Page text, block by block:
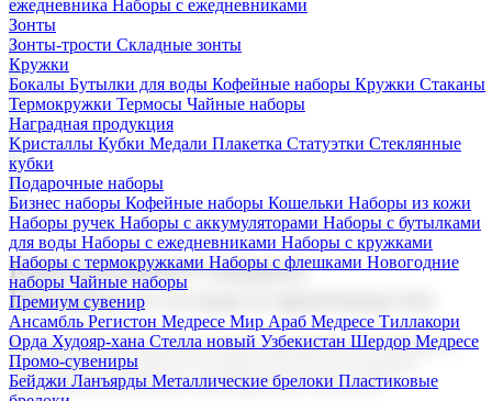
ежедневника Наборы с ежедневниками
Зонты
Зонты-трости Складные зонты
Кружки
Бокалы Бутылки для воды Кофейные наборы Кружки Стаканы
Термокружки Термосы Чайные наборы
Наградная продукция
Kристаллы Кубки Медали Плакетка Статуэтки Стеклянные
кубки
Подарочные наборы
Бизнес наборы Кофейные наборы Кошельки Наборы из кожи
Наборы ручек Наборы с аккумуляторами Наборы с бутылками
для воды Наборы с ежедневниками Наборы с кружками
Наборы с термокружками Наборы с флешками Новогодние
наборы Чайные наборы
Премиум сувенир
Ансамбль Регистон Медресе Мир Араб Медресе Тиллакори
Орда Худояр-хана Стелла новый Узбекистан Шердор Медресе
Промо-сувениры
Бейджи Ланъярды Металлические брелоки Пластиковые
Корпоративные подарки
Поставка со склада и производство
Мы предлагаем широкий выбор корпоративных подарков и
сувениров с логотипом. В нашем каталоге вы найдете
продукцию для бизнеса, мероприятия и клиентов.